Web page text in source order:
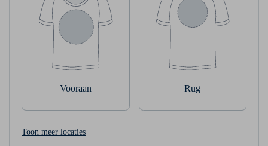
Vooraan Rug
Toon meer locaties